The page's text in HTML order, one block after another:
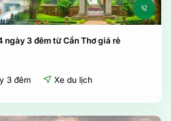
ngày 3 đêm từ Cần Thơ giá rẻ
3 đêm Xe du lịch